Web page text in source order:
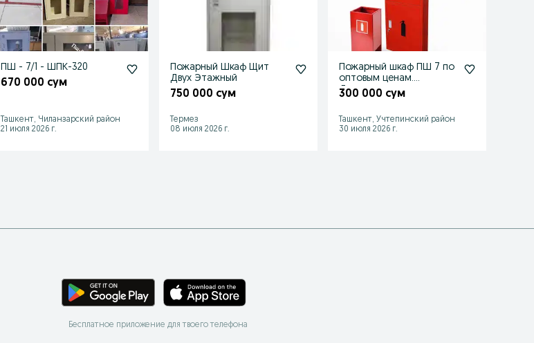
ПШ - 7/1 - ШПК-320
670 000 сум
Ташкент, Чиланзарский район
21 июля 2026 г.
Пожарный Шкаф Щит
Двух Этажный
750 000 сум
Термез
08 июля 2026 г.
Пожарный шкаф ПШ 7 по
оптовым ценам.
Доставка
300 000 сум
Ташкент, Учтепинский район
30 июля 2026 г.
Бесплатное приложение для твоего телефона